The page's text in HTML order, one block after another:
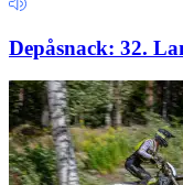
Depåsnack: 32.